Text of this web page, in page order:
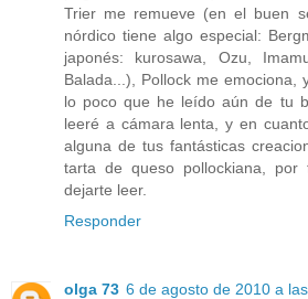
Trier me remueve (en el buen
nórdico tiene algo especial:
japonés: kurosawa, Ozu,
Balada...), Pollock me emociona,
lo poco que he leído aún de tu
leeré a cámara lenta, y en
alguna de tus fantásticas
tarta de queso pollockiana,
dejarte leer.
Responder
olga 73 6 de agosto de 2010 a